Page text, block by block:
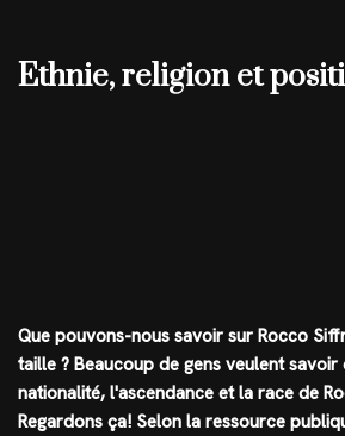
Ethnie, religion et
Que pouvons-nous savoir sur Rocco
taille ? Beaucoup de gens veulent
nationalité, l'ascendance et la race de
Regardons ça! Selon la ressource